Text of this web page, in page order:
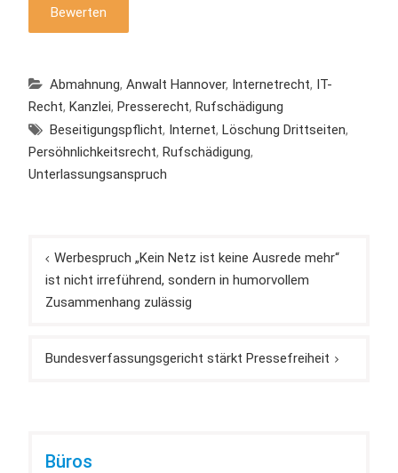
Abmahnung, Anwalt Hannover, Internetrecht, IT-
Recht, Kanzlei, Presserecht, Rufschädigung
Beseitigungspflicht, Internet, Löschung Drittseiten,
Persöhnlichkeitsrecht, Rufschädigung,
Unterlassungsanspruch
Werbespruch „Kein Netz ist keine Ausrede mehr“
ist nicht irreführend, sondern in humorvollem
Zusammenhang zulässig
Bundesverfassungsgericht stärkt Pressefreiheit
Büros